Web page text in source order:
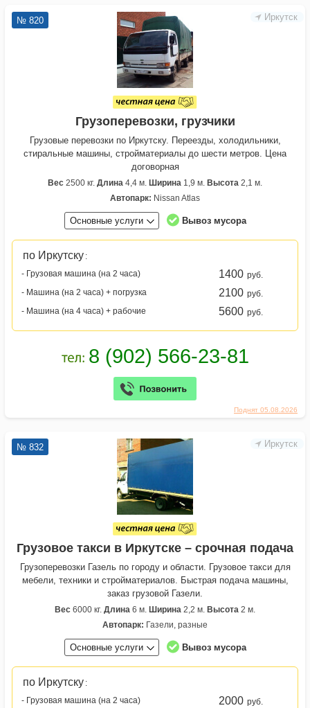
Иркутск
Поднят 05.08.2026
№ 820
Грузоперевозки, грузчики
Грузовые перевозки по Иркутску. Переезды, холодильники,
стиральные машины, стройматериалы до шести метров. Цена
договорная
Вес 2500 кг. Длина 4,4 м. Ширина 1,9 м. Высота 2,1 м.
Автопарк: Nissan Atlas
Основные услуги Вывоз мусора
по Иркутску :
- Грузовая машина (на 2 часа)
1400 руб.
- Машина (на 2 часа) + погрузка
2100 руб.
- Машина (на 4 часа) + рабочие
5600 руб.
Иркутск
№ 832
Грузовое такси в Иркутске – срочная подача
Грузоперевозки Газель по городу и области. Грузовое такси для
мебели, техники и стройматериалов. Быстрая подача машины,
заказ грузовой Газели.
Вес 6000 кг. Длина 6 м. Ширина 2,2 м. Высота 2 м.
Автопарк: Газели, разные
Основные услуги Вывоз мусора
по Иркутску :
- Грузовая машина (на 2 часа)
2000 руб.